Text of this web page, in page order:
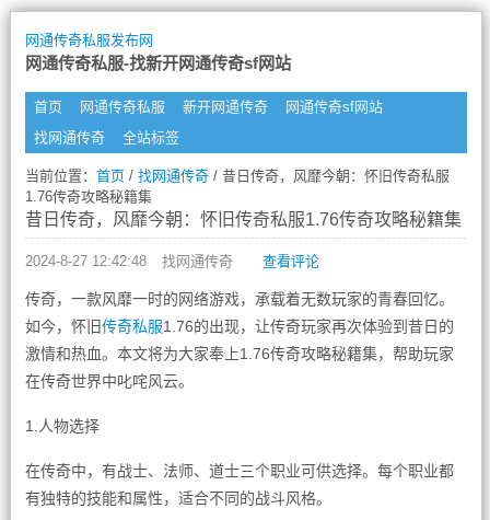
网通传奇私服发布网
网通传奇私服-找新开网通传奇sf网站
首页 网通传奇私服 新开网通传奇
网通传奇sf网站
找网通传奇
全站标签
当前位置： 首页/ 找网通传奇/ 昔日传奇，风靡今朝：怀旧传奇私服
1.76传奇攻略秘籍集
昔日传奇，风靡今朝：怀旧传奇私服1.76传奇攻略秘籍集
2024-8-27 12:42:48 找网通传奇 查看评论
传奇，一款风靡一时的网络游戏，承载着无数玩家的青春回忆。
如今，怀旧传奇私服1.76的出现，让传奇玩家再次体验到昔日的
激情和热血。本文将为大家奉上1.76传奇攻略秘籍集，帮助玩家
在传奇世界中叱咤风云。
1.人物选择
在传奇中，有战士、法师、道士三个职业可供选择。每个职业都
有独特的技能和属性，适合不同的战斗风格。